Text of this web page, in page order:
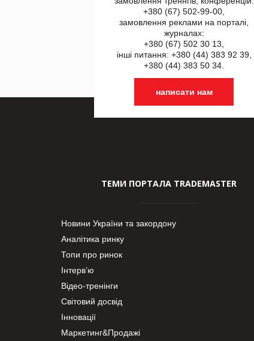
+380 (67) 502-99-00,
замовлення реклами на порталі,
журналах:
+380 (67) 502 30 13,
інші питання: +380 (44) 383 92 39,
+380 (44) 383 50 34.
написати нам
ТЕМИ ПОРТАЛА TRADEMASTER
Новини України та закордону
Аналітика ринку
Топи про ринок
Інтерв’ю
Відео-тренінги
Світовий досвід
Інновації
Маркетинг&Продажі